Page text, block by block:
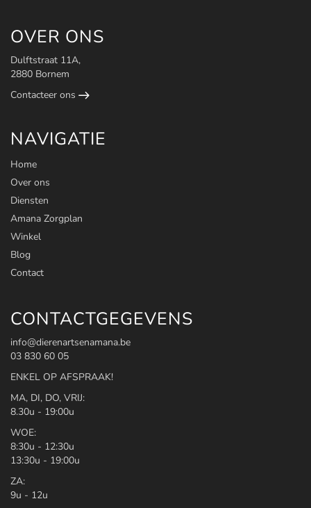
OVER ONS
Dulftstraat 11A,
2880 Bornem
Contacteer ons
NAVIGATIE
Home
Over ons
Diensten
Amana Zorgplan
Winkel
Blog
Contact
CONTACTGEGEVENS
info@dierenartsenamana.be
03 830 60 05
ENKEL OP AFSPRAAK!
MA, DI, DO, VRIJ:
8.30u - 19:00u
WOE:
8:30u - 12:30u
13:30u - 19:00u
ZA:
9u - 12u